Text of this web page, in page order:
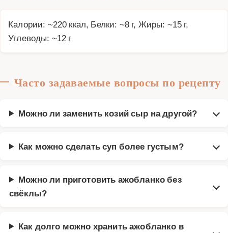
Калории: ~220 ккал, Белки: ~8 г, Жиры: ~15 г,
Углеводы: ~12 г
Часто задаваемые вопросы по рецепту
Можно ли заменить козий сыр на другой?
Как можно сделать суп более густым?
Можно ли приготовить ажобланко без
свёклы?
Как долго можно хранить ажобланко в